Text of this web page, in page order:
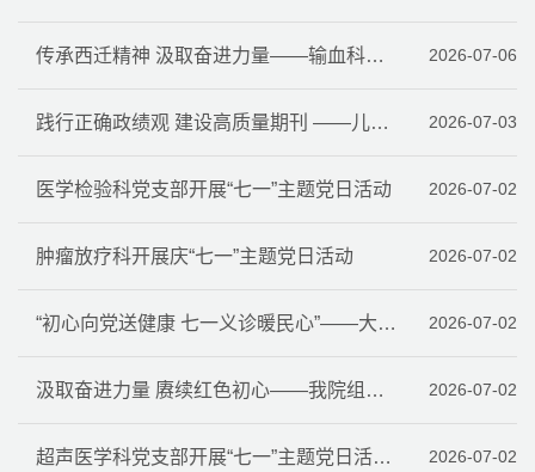
传承西迁精神 汲取奋进力量——输血科党支部赴西安交大西迁博物馆开展主题党日活动 2026-07-06
践行正确政绩观 建设高质量期刊 ——儿保杂志编辑部党支部开展专题党课学习 2026-07-03
医学检验科党支部开展“七一”主题党日活动 2026-07-02
肿瘤放疗科开展庆“七一”主题党日活动 2026-07-02
“初心向党送健康 七一义诊暖民心”——大明宫院区多支部联合开展义诊活动 2026-07-02
汲取奋进力量 赓续红色初心——我院组织收看庆祝中国共产党成立105周年大会 2026-07-02
超声医学科党支部开展“七一”主题党日活动：追寻红色足迹 涵养医者初心 2026-07-02